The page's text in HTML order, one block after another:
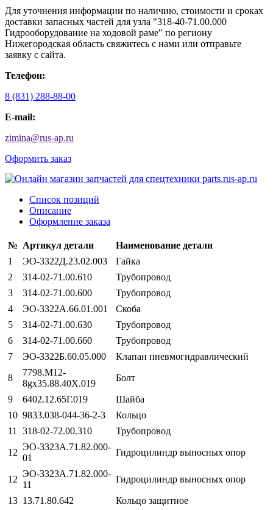
Для уточнения информации по наличию, стоимости и сроках
доставки запасных частей для узла "318-40-71.00.000
Гидрооборудование на ходовой раме" по региону
Нижегородская область свяжитесь с нами или отправьте
заявку с сайта.
Телефон:
8 (831) 288-88-00
E-mail:
zimina@rus-ap.ru
Оформить заказ
Список позиций
Описание
Оформление заказа
№ Артикул детали
Наименование детали
1
ЭО-3322Д.23.02.003
Гайка
2
314-02-71.00.610
Трубопровод
3
314-02-71.00.600
Трубопровод
4
ЭО-3322А.66.01.001
Скоба
5
314-02-71.00.630
Трубопровод
6
314-02-71.00.660
Трубопровод
7
ЭО-3322Б.60.05.000 Клапан пневмогидравлический
8
7798.М12-
8gх35.88.40Х.019
Болт
9 6402.12.65Г.019
Шайба
10 9833.038-044-36-2-3
Кольцо
11
318-02-72.00.310 Трубопровод
12
ЭО-3323А.71.82.000-
01
Гидроцилиндр выносных опор
12
ЭО-3323А.71.82.000-
11
Гидроцилиндр выносных опор
13 13.71.80.642 Кольцо защитное